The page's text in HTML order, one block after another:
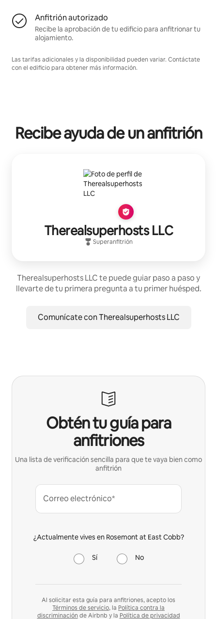
Anfitrión autorizado
Recibe la aprobación de tu edificio para anfitrionar tu
alojamiento.
Las tarifas adicionales y la disponibilidad pueden variar. Contáctate
con el edificio para obtener más información.
Recibe ayuda de un anfitrión
Therealsuperhosts LLC
Superanfitrión
Therealsuperhosts LLC te puede guiar paso a paso y
llevarte de tu primera pregunta a tu primer huésped.
Comunícate con Therealsuperhosts LLC
Obtén tu guía para
anfitriones
Una lista de verificación sencilla para que te vaya bien como
anfitrión
Correo electrónico*
¿Actualmente vives en Rosemont at East Cobb?
Sí No
Al solicitar esta guía para anfitriones, acepto los
Términos de servicio, la Política contra la
discriminación de Airbnb y la Política de privacidad